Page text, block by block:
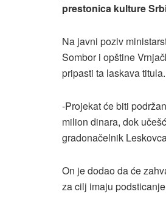
prestonica kulture
Na javni poziv
Sombor i opštine
pripasti ta laskava titula.
-Projekat će biti
milion dinara, dok
gradonačelnik
On je dodao da će
za cilj imaju